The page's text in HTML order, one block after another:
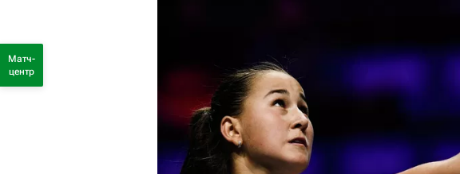
Матч-
центр